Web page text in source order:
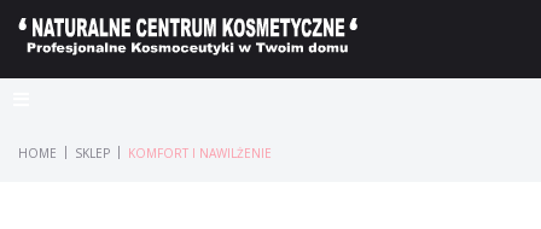
HOME | SKLEP | KOMFORT I NAWILŻENIE